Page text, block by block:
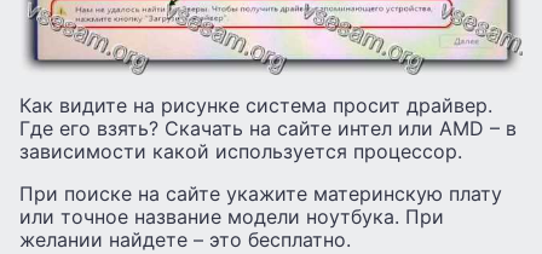
Как видите на рисунке система просит драйвер.
Где его взять? Скачать на сайте интел или AMD – в
зависимости какой используется процессор.
При поиске на сайте укажите материнскую плату
или точное название модели ноутбука. При
желании найдете – это бесплатно.